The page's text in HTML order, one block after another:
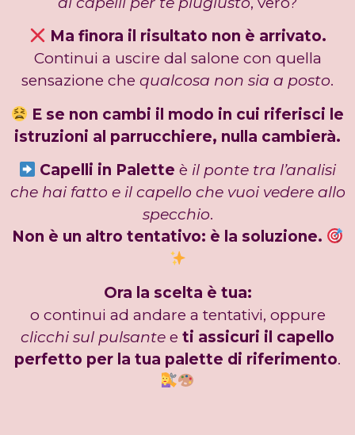
Ma finora il risultato non è arrivato.
Continui a uscire dal salone con quella
sensazione che qualcosa non sia a posto.
E se non cambi il modo in cui riferisci le
istruzioni al parrucchiere, nulla cambierà.
Capelli in Paletteè il ponte tra l’analisi
che hai fatto e il capello che vuoi vedere allo
specchio.
Non è un altro tentativo: è la soluzione.
Ora la scelta è tua:
o continui ad andare a tentativi, oppure
clicchi sul pulsante e ti assicuri il capello
perfetto per la tua palette di riferimento.